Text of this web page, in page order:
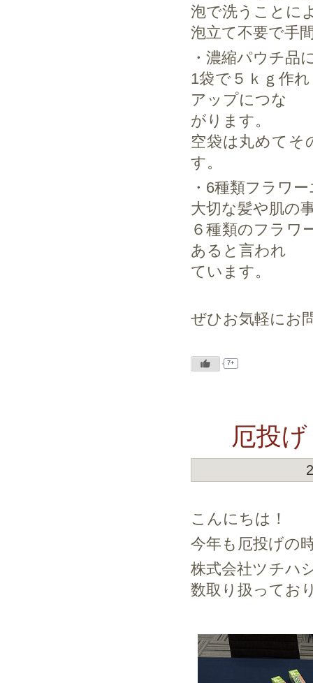
泡で洗うことに
泡立て不要で手
・濃縮パウチ品
1袋で５ｋｇ作
アップにつな
がります。
空袋は丸めてそ
す。
・6種類フラワ
大切な髪や肌の
６種類のフラワ
あると言われ
ています。
ぜひお気軽にお
7+
厄投
こんにちは！
今年も厄投げの
株式会社ツチハ
数取り扱ってお